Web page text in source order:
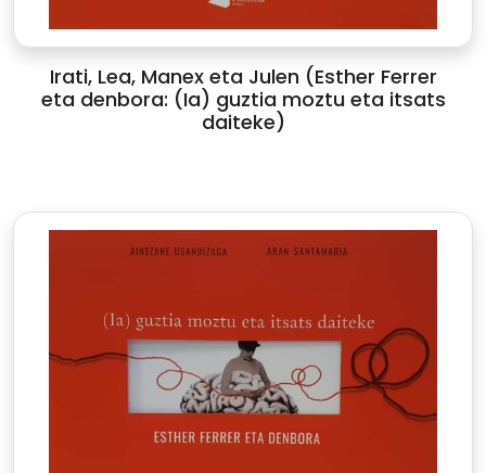
Irati, Lea, Manex eta Julen (Esther Ferrer
eta denbora: (Ia) guztia moztu eta itsats
daiteke)